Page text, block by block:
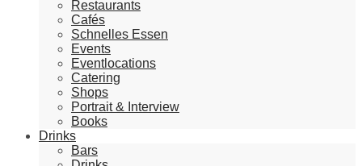
Restaurants
Cafés
Schnelles Essen
Events
Eventlocations
Catering
Shops
Portrait & Interview
Books
Drinks
Bars